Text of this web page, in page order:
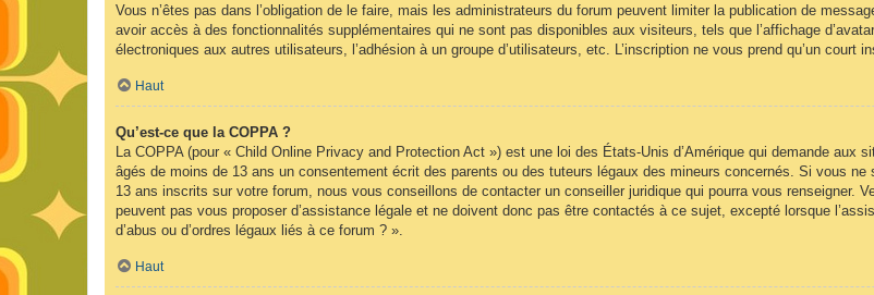
Vous n’êtes pas dans l’obligation de le faire, mais les administrateurs du forum peuvent limiter la publication de
avoir accès à des fonctionnalités supplémentaires qui ne sont pas disponibles aux visiteurs, tels que l’affichage
électroniques aux autres utilisateurs, l’adhésion à un groupe d’utilisateurs, etc. L’inscription ne vous prend qu’un court
Haut
Qu’est-ce que la COPPA ?
La COPPA (pour « Child Online Privacy and Protection Act ») est une loi des États-Unis d’Amérique qui demande
âgés de moins de 13 ans un consentement écrit des parents ou des tuteurs légaux des mineurs concernés. Si vous
13 ans inscrits sur votre forum, nous vous conseillons de contacter un conseiller juridique qui pourra vous renseigner.
peuvent pas vous proposer d’assistance légale et ne doivent donc pas être contactés à ce sujet, excepté lorsque
d’abus ou d’ordres légaux liés à ce forum ? ».
Haut